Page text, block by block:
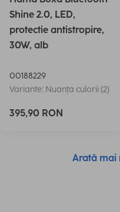
Shine 2.0, LED,
protectie antistropire,
30W, alb
00188229
Variante: Nuanța culorii (2)
395,90 RON
Arată mai